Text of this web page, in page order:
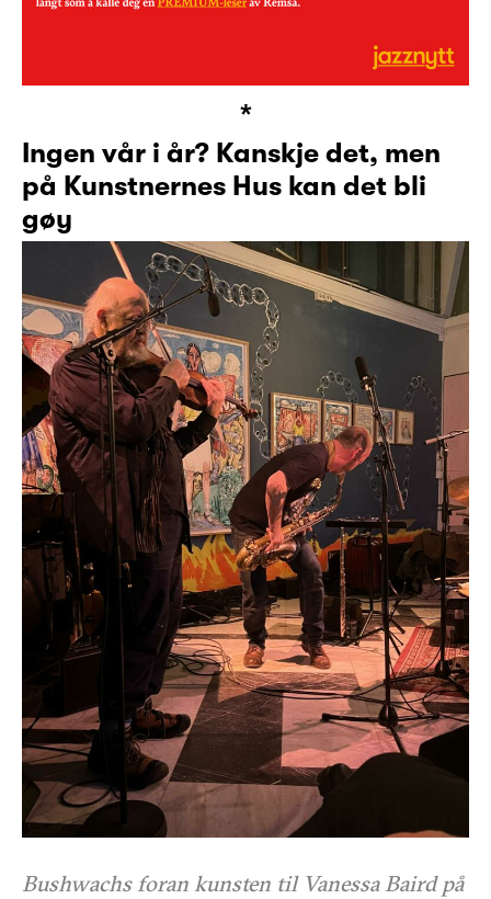
*
Ingen vår i år? Kanskje det, men
på Kunstnernes Hus kan det bli
gøy
Bushwachs foran kunsten til Vanessa Baird på